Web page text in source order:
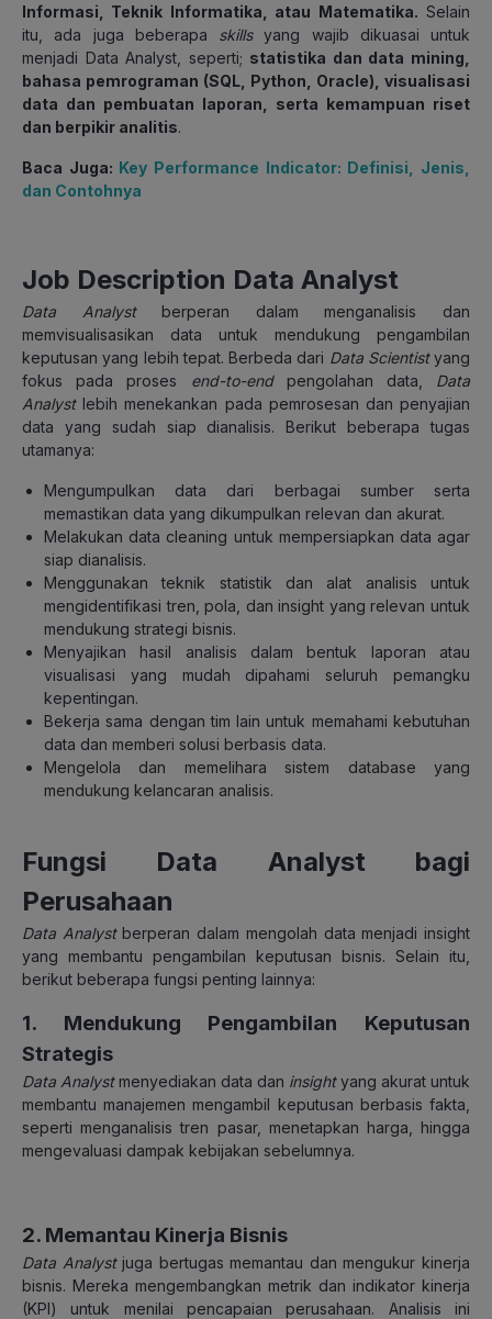
Informasi, Teknik Informatika, atau Matematika. Selain
itu, ada juga beberapa skillsyang wajib dikuasai untuk
menjadi Data Analyst, seperti; statistika dan data mining,
bahasa pemrograman (SQL, Python, Oracle), visualisasi
data dan pembuatan laporan, serta kemampuan riset
dan berpikir analitis.
Baca Juga: Key Performance Indicator: Definisi, Jenis,
dan Contohnya
Job Description Data Analyst
Data Analystberperan dalam menganalisis dan
memvisualisasikan data untuk mendukung pengambilan
keputusan yang lebih tepat. Berbeda dari Data Scientistyang
fokus pada proses end-to-endpengolahan data, Data
Analystlebih menekankan pada pemrosesan dan penyajian
data yang sudah siap dianalisis. Berikut beberapa tugas
utamanya:
Mengumpulkan data dari berbagai sumber serta
memastikan data yang dikumpulkan relevan dan akurat.
Melakukan data cleaning untuk mempersiapkan data agar
siap dianalisis.
Menggunakan teknik statistik dan alat analisis untuk
mengidentifikasi tren, pola, dan insight yang relevan untuk
mendukung strategi bisnis.
Menyajikan hasil analisis dalam bentuk laporan atau
visualisasi yang mudah dipahami seluruh pemangku
kepentingan.
Bekerja sama dengan tim lain untuk memahami kebutuhan
data dan memberi solusi berbasis data.
Mengelola dan memelihara sistem database yang
mendukung kelancaran analisis.
Fungsi Data Analyst bagi
Perusahaan
Data Analystberperan dalam mengolah data menjadi insight
yang membantu pengambilan keputusan bisnis. Selain itu,
berikut beberapa fungsi penting lainnya:
1. Mendukung Pengambilan Keputusan
Strategis
Data Analystmenyediakan data dan insightyang akurat untuk
membantu manajemen mengambil keputusan berbasis fakta,
seperti menganalisis tren pasar, menetapkan harga, hingga
mengevaluasi dampak kebijakan sebelumnya.
2. Memantau Kinerja Bisnis
Data Analystjuga bertugas memantau dan mengukur kinerja
bisnis. Mereka mengembangkan metrik dan indikator kinerja
(KPI) untuk menilai pencapaian perusahaan. Analisis ini